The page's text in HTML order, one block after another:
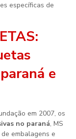
específicas de
e
em 2007, os
no paraná, MS
embalagens e